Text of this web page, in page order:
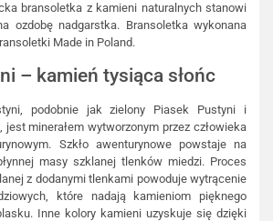
bransoletka z kamieni naturalnych stanowi
ozdobę nadgarstka. Bransoletka wykonana
Made in Poland.
– kamień tysiąca słońc
podobnie jak zielony Piasek Pustyni i
jest minerałem wytworzonym przez człowieka
Szkło awenturynowe powstaje na
masy szklanej tlenków miedzi. Proces
z dodanymi tlenkami powoduje wytrącenie
które nadają kamieniom pięknego
Inne kolory kamieni uzyskuje się dzięki